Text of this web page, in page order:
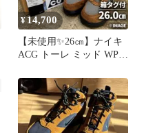
¥14,700
【未使用✨️26㎝】ナイキ
ACG トーレ ミッド WP